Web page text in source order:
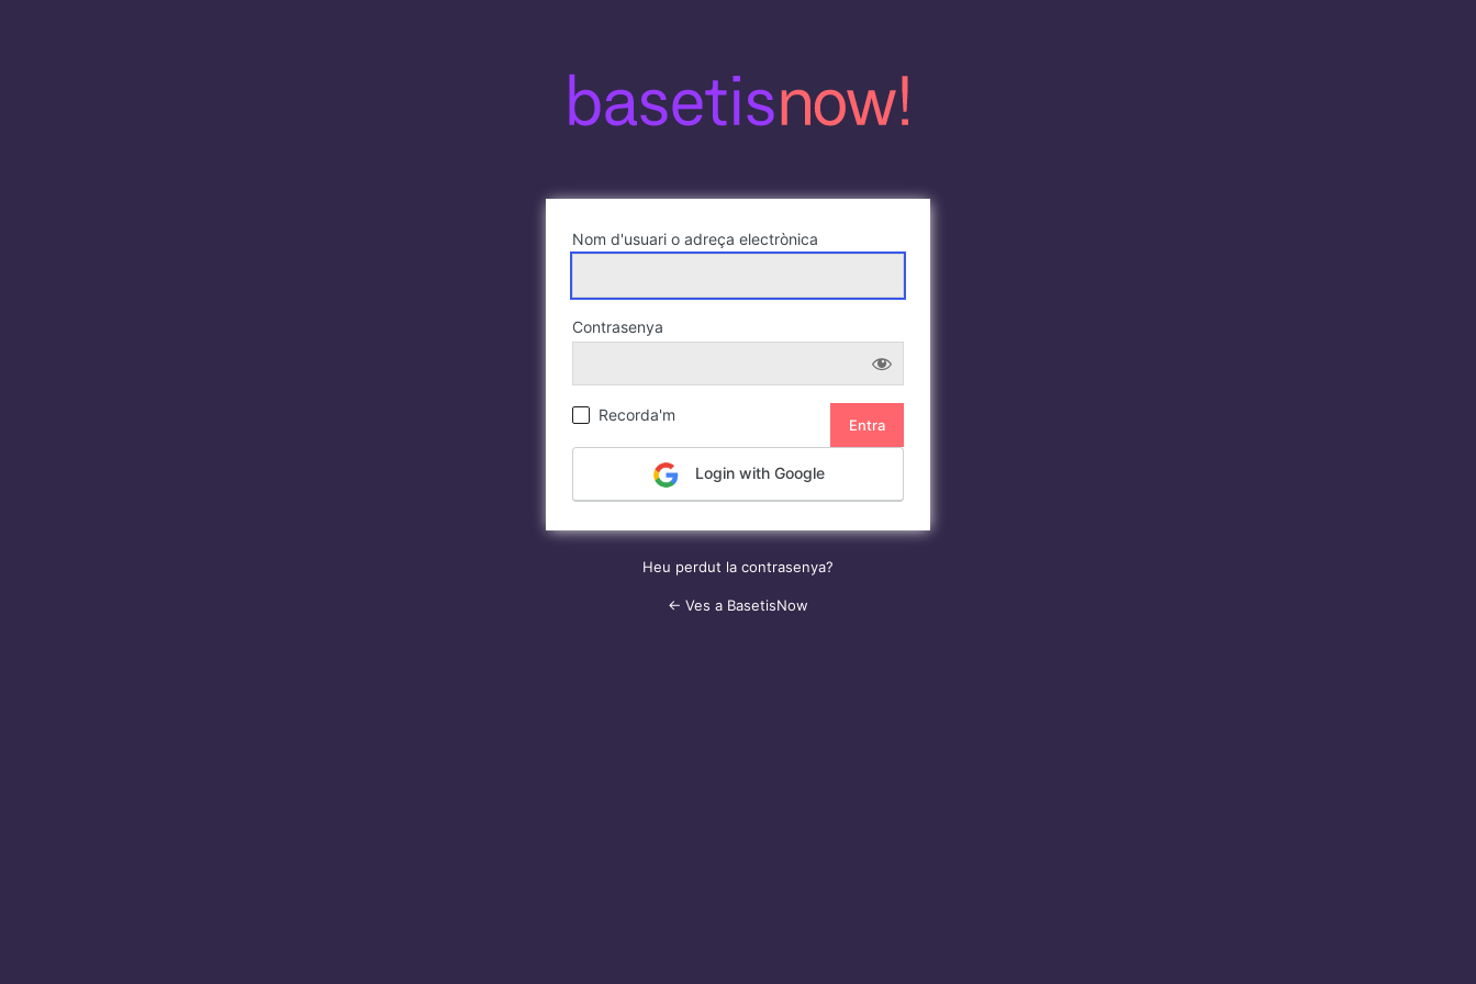
Nom d'usuari o adreça electrònica
Contrasenya
Recorda'm
Login with Google
Heu perdut la contrasenya?
← Ves a BasetisNow